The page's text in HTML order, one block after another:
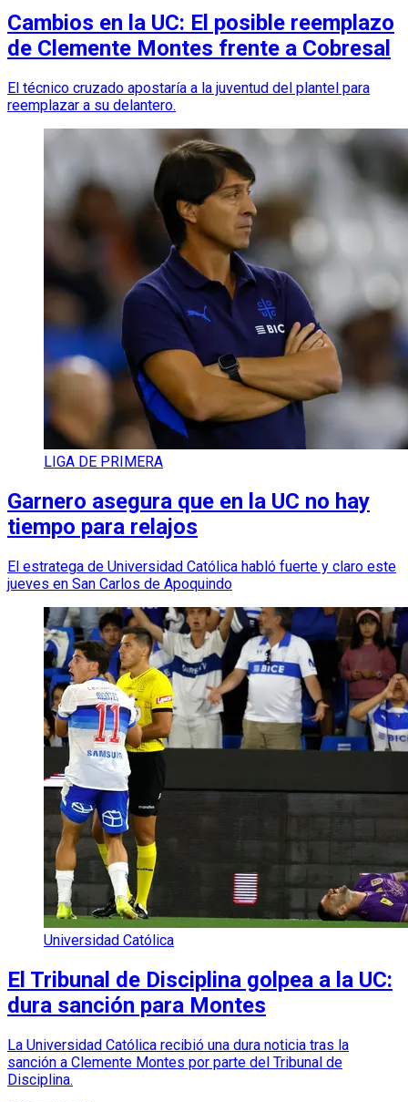
Cambios en la UC: El posible reemplazo
de Clemente Montes frente a Cobresal
El técnico cruzado apostaría a la juventud del plantel para
reemplazar a su delantero.
LIGA DE PRIMERA
Garnero asegura que en la UC no hay
tiempo para relajos
El estratega de Universidad Católica habló fuerte y claro este
jueves en San Carlos de Apoquindo
Universidad Católica
El Tribunal de Disciplina golpea a la UC:
dura sanción para Montes
La Universidad Católica recibió una dura noticia tras la
sanción a Clemente Montes por parte del Tribunal de
Disciplina.